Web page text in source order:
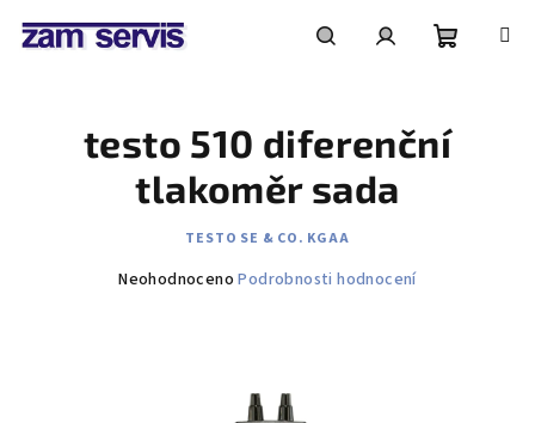
košík
testo 510 diferenční
tlakoměr sada
TESTO SE & CO. KGAA
Průměrné
Neohodnoceno Podrobnosti hodnocení